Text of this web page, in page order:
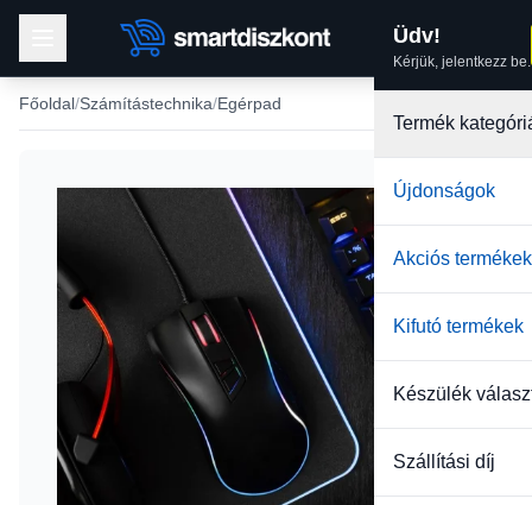
Üdv!
Kérjük, jelentkezz be.
Termék
Újdonságok
Akciós termékek
Kifutó termékek
Készülék
Szállítási díj
Főoldal Számítástechnika Egérpad